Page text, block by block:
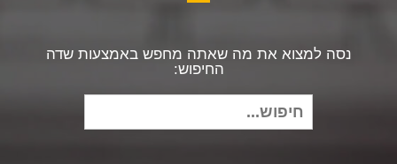
נסה למצוא את מה שאתה מחפש באמצעות שדה
החיפוש:
חיפוש
עבור: